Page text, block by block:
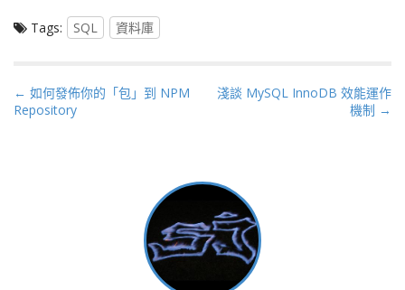
Tags: SQL 資料庫
P
o
← 如何發佈你的「包」到 NPM
Repository
淺談 MySQL InnoDB 效能運作
機制 →